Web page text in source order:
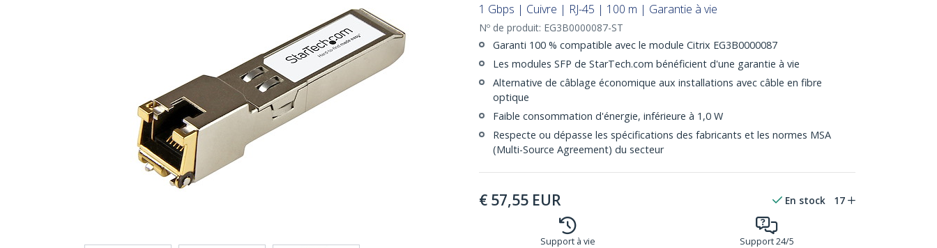
1 Gbps | Cuivre | RJ-45 | 100 m | Garantie à vie
Nº de produit: EG3B0000087-ST
Garanti 100 % compatible avec le module Citrix EG3B0000087
Les modules SFP de StarTech.com bénéficient d'une garantie à vie
Alternative de câblage économique aux installations avec câble en fibre
optique
Faible consommation d'énergie, inférieure à 1,0 W
Respecte ou dépasse les spécifications des fabricants et les normes MSA
(Multi-Source Agreement) du secteur
€ 57,55 EUR En stock 17
Support à vie Support 24/5